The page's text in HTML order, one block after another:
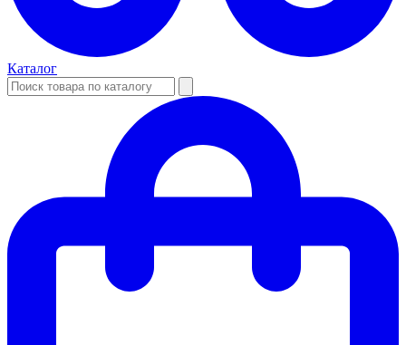
Каталог